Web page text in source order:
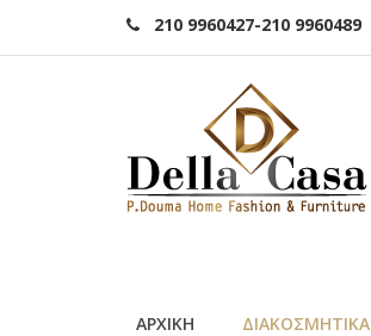
210 9960427-210 9960489
ΑΡΧΙΚΗ ΔΙΑΚΟΣΜΗΤΙΚΑ